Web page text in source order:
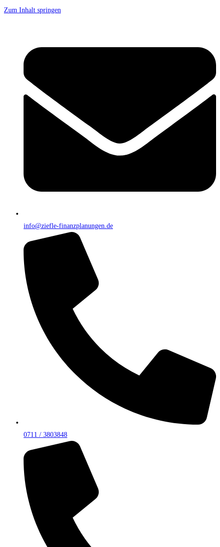
Zum Inhalt springen
info@ziefle-finanzplanungen.de
0711 / 3803848